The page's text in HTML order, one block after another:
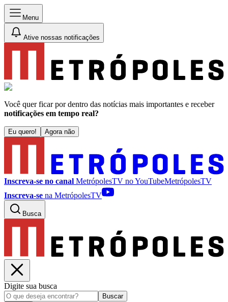
Menu
Ative nossas notificações
Você quer ficar por dentro das notícias mais importantes e receber
notificações em tempo real?
Eu quero! Agora não
Inscreva-se no canal MetrópolesTV noYouTubeMetrópolesTV
Inscreva-se na MetrópolesTV
Busca
Digite sua busca
Buscar